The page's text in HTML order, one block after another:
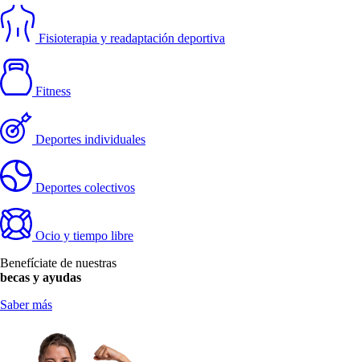
Fisioterapia y readaptación deportiva
Fitness
Deportes individuales
Deportes colectivos
Ocio y tiempo libre
Benefíciate de nuestras
becas y ayudas
Saber más